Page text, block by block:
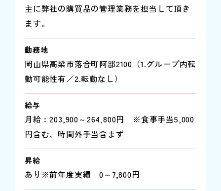
主に弊社の購買品の管理業務を担当して頂き
ます。
勤務地
岡山県高梁市落合町阿部2100（1.グループ内転
勤可能性有／2.転勤なし）
給与
月給︰203,900～264,800円 ※食事手当5,000
円含む、時間外手当含まず
昇給
あり※前年度実績 0～7,800円